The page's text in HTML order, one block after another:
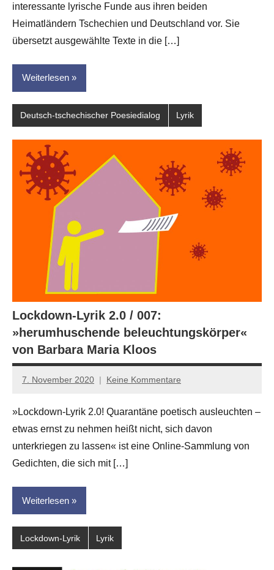
interessante lyrische Funde aus ihren beiden
Heimatländern Tschechien und Deutschland vor. Sie
übersetzt ausgewählte Texte in die […]
Weiterlesen
Deutsch-tschechischer Poesiedialog Lyrik
Lockdown-Lyrik 2.0 / 007:
»herumhuschende beleuchtungskörper«
von Barbara Maria Kloos
7. November 2020
Anton
Leitner
Keine Kommentare
»Lockdown-Lyrik 2.0! Quarantäne poetisch ausleuchten –
etwas ernst zu nehmen heißt nicht, sich davon
unterkriegen zu lassen« ist eine Online-Sammlung von
Gedichten, die sich mit […]
Weiterlesen
Lockdown-Lyrik Lyrik